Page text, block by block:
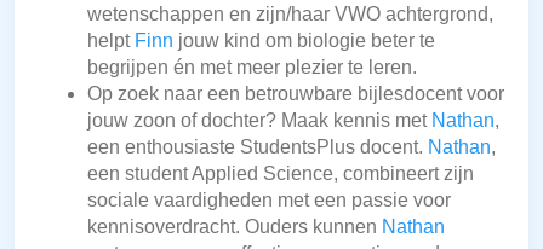
wetenschappen en zijn/haar VWO achtergrond,
helpt Finn jouw kind om biologie beter te
begrijpen én met meer plezier te leren.
Op zoek naar een betrouwbare bijlesdocent voor
jouw zoon of dochter? Maak kennis met Nathan,
een enthousiaste StudentsPlus docent. Nathan,
een student Applied Science, combineert zijn
sociale vaardigheden met een passie voor
kennisoverdracht. Ouders kunnen Nathan